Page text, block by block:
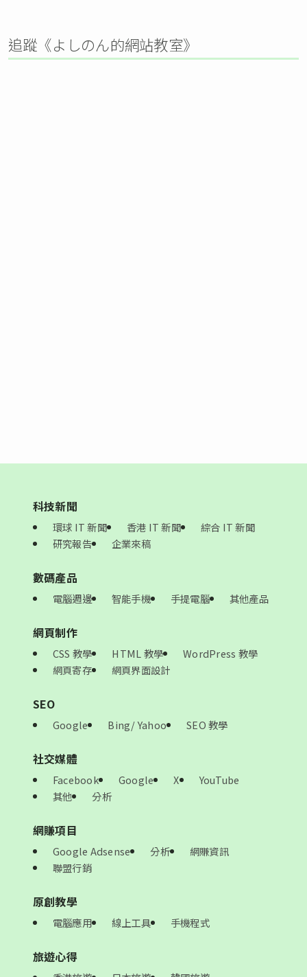
追蹤《よしのん的網站教室》
科技新聞
環球 IT 新聞 香港 IT 新聞
綜合 IT 新聞
研究報告
企業來稿
數碼產品
電腦週邊 智能手機 手提電腦 其他產品
網頁制作
CSS 教學 HTML 教學
WordPress 教學
網頁寄存
網頁界面設計
SEO
Google Bing/ Yahoo SEO 教學
社交媒體
Facebook Google X
YouTube
其他
分析
網賺項目
Google Adsense 分析
網賺資訊
聯盟行銷
原創教學
電腦應用 線上工具 手機程式
旅遊心得